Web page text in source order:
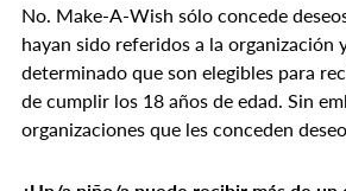
No. Make-A-Wish sólo concede
hayan sido referidos a la organización
determinado que son elegibles para
de cumplir los 18 años de edad. Sin
organizaciones que les conceden